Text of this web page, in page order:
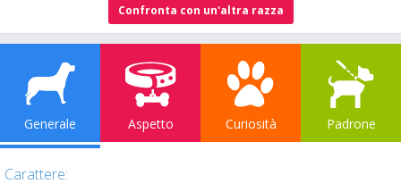
Confronta con un'altra razza
Generale Aspetto Curiosità Padrone
Carattere: